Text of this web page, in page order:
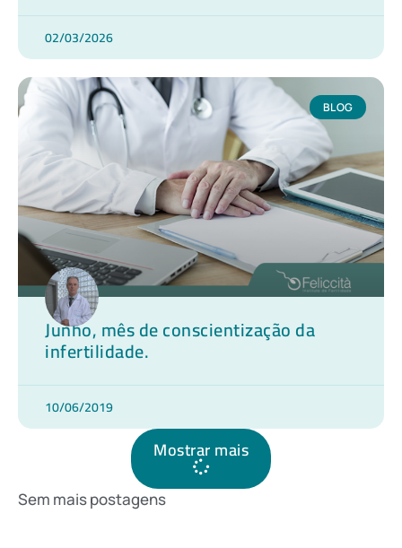
02/03/2026
BLOG
Junho, mês de conscientização da
infertilidade.
10/06/2019
Mostrar mais
Sem mais postagens